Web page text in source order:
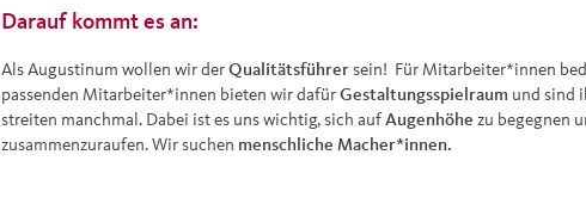
Darauf kommt es an:
Als Augustinum wollen wir derQualitätsführersein! Für Mitarbeiter*innen
passenden Mitarbeiter*innen bieten wir dafürGestaltungsspielraum und sind
streiten manchmal. Dabei ist es uns wichtig, sich aufAugenhöhe zu begegnen
zusammenzuraufen. Wir suchen menschliche Macher*innen.